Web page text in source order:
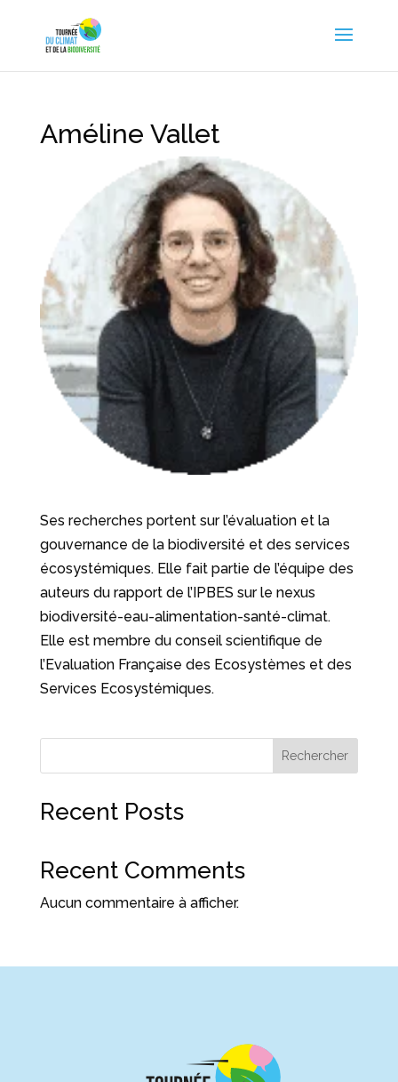
Améline Vallet
Ses recherches portent sur l’évaluation et la
gouvernance de la biodiversité et des services
écosystémiques. Elle fait partie de l’équipe des
auteurs du rapport de l’IPBES sur le nexus
biodiversité-eau-alimentation-santé-climat.
Elle est membre du conseil scientifique de
l’Evaluation Française des Ecosystèmes et des
Services Ecosystémiques.
Rechercher
Recent Posts
Recent Comments
Aucun commentaire à afficher.